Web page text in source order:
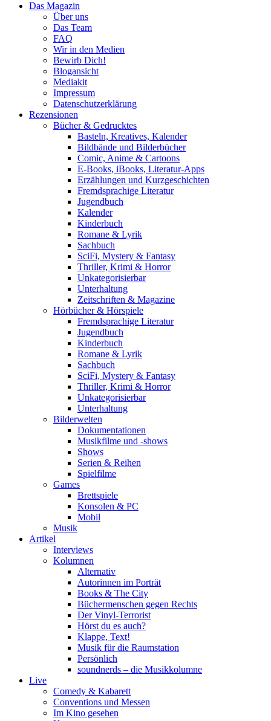
Das Magazin
Über uns
Das Team
FAQ
Wir in den Medien
Bewirb Dich!
Blogansicht
Mediakit
Impressum
Datenschutzerklärung
Rezensionen
Bücher & Gedrucktes
Basteln, Kreatives, Kalender
Bildbände und Bilderbücher
Comic, Anime & Cartoons
E-Books, iBooks, Literatur-Apps
Erzählungen und Kurzgeschichten
Fremdsprachige Literatur
Jugendbuch
Kalender
Kinderbuch
Romane & Lyrik
Sachbuch
SciFi, Mystery & Fantasy
Thriller, Krimi & Horror
Unkategorisierbar
Unterhaltung
Zeitschriften & Magazine
Hörbücher & Hörspiele
Fremdsprachige Literatur
Jugendbuch
Kinderbuch
Romane & Lyrik
Sachbuch
SciFi, Mystery & Fantasy
Thriller, Krimi & Horror
Unkategorisierbar
Unterhaltung
Bilderwelten
Dokumentationen
Musikfilme und -shows
Shows
Serien & Reihen
Spielfilme
Games
Brettspiele
Konsolen & PC
Mobil
Musik
Artikel
Interviews
Kolumnen
Alternativ
Autorinnen im Porträt
Books & The City
Büchermenschen gegen Rechts
Der Vinyl-Terrorist
Hörst du es auch?
Klappe, Text!
Musik für die Raumstation
Persönlich
soundnerds – die Musikkolumne
Live
Comedy & Kabarett
Conventions und Messen
Im Kino gesehen